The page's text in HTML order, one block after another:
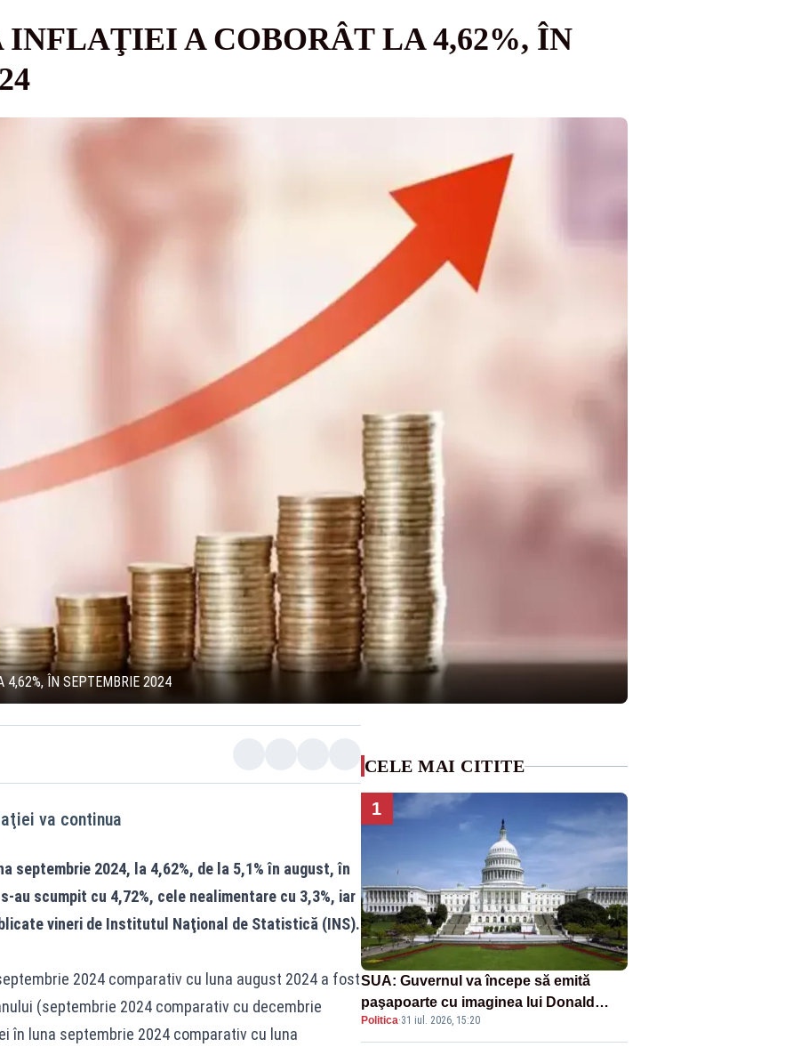
INFLAŢIEI A COBORÂT LA 4,62%, ÎN
4,62%, ÎN SEPTEMBRIE 2024
va continua
septembrie 2024, la 4,62%, de la 5,1% în august, în
scumpit cu 4,72%, cele nealimentare cu 3,3%, iar
vineri de Institutul Naţional de Statistică (INS).
2024 comparativ cu luna august 2024 a fost
(septembrie 2024 comparativ cu decembrie
în luna septembrie 2024 comparativ cu luna
CELE MAI CITITE
1
SUA: Guvernul va începe să emită
paşapoarte cu imaginea lui Donald
Trump începând cu 8 august
Politica·31 iul. 2026, 15:20